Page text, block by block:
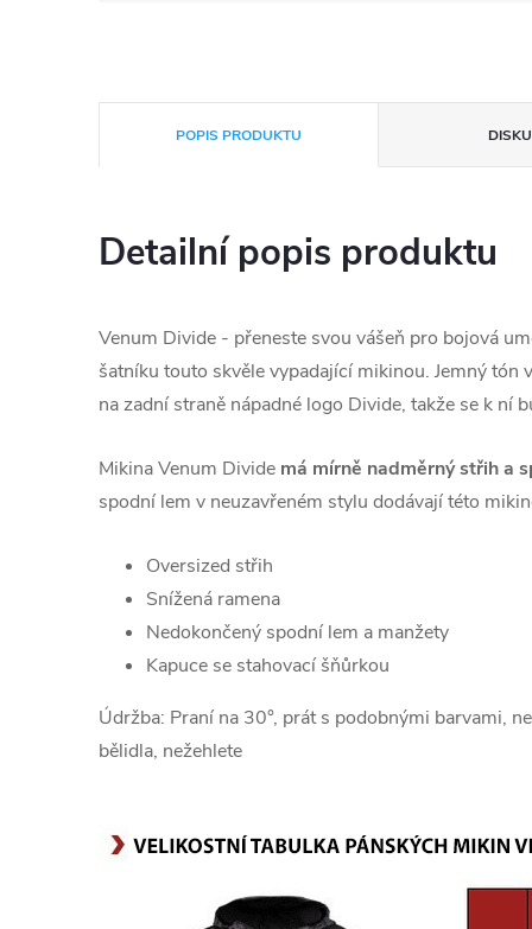
POPIS PRODUKTU
Detailní popis produktu
Venum Divide - přeneste svou vášeň pro bojová
šatníku touto skvěle vypadající mikinou. Jemný tón
na zadní straně nápadné logo Divide, takže se k ní
Mikina Venum Divide má mírně nadměrný střih a
spodní lem v neuzavřeném stylu dodávají této
Oversized střih
Snížená ramena
Nedokončený spodní lem a manžety
Kapuce se stahovací šňůrkou
Údržba: Praní na 30°, prát s podobnými barvami,
bělidla, nežehlete